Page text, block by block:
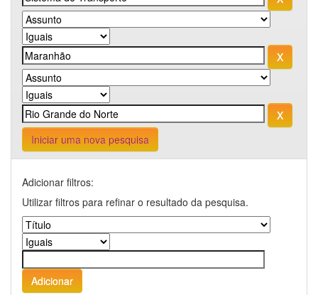
Iniciar uma nova pesquisa
Adicionar filtros:
Utilizar filtros para refinar o resultado da pesquisa.